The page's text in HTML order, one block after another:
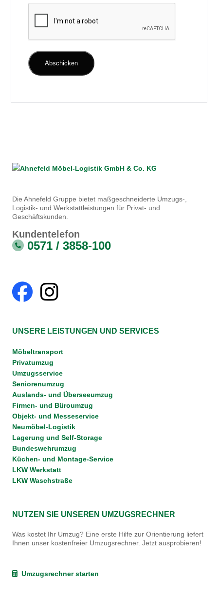
Die Ahnefeld Gruppe bietet maßgeschneiderte Umzugs-,
Logistik- und Werkstattleistungen für Privat- und
Geschäftskunden.
Kundentelefon
0571 / 3858-100
UNSERE LEISTUNGEN UND SERVICES
Möbeltransport
Privatumzug
Umzugsservice
Seniorenumzug
Auslands- und Überseeumzug
Firmen- und Büroumzug
Objekt- und Messeservice
Neumöbel-Logistik
Lagerung und Self-Storage
Bundeswehrumzug
Küchen- und Montage-Service
LKW Werkstatt
LKW Waschstraße
NUTZEN SIE UNSEREN UMZUGSRECHNER
Was kostet Ihr Umzug? Eine erste Hilfe zur Orientierung liefert
Ihnen unser kostenfreier Umzugsrechner. Jetzt ausprobieren!
Umzugsrechner starten